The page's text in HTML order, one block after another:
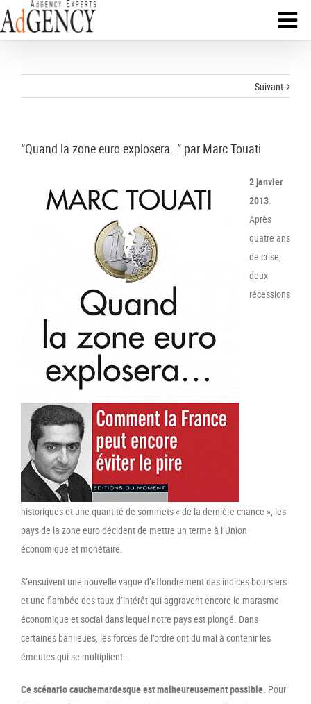
Suivant
“Quand la zone euro explosera…” par Marc Touati
2 janvier
2013
Après
quatre ans
de crise,
deux
récessions
historiques et une quantité de sommets « de la dernière chance », les
pays de la zone euro décident de mettre un terme à l’Union
économique et monétaire.
S’ensuivent une nouvelle vague d’effondrement des indices boursiers
et une flambée des taux d’intérêt qui aggravent encore le marasme
économique et social dans lequel notre pays est plongé. Dans
certaines banlieues, les forces de l’ordre ont du mal à contenir les
émeutes qui se multiplient…
Ce scénario cauchemardesque est malheureusement possible . Pour